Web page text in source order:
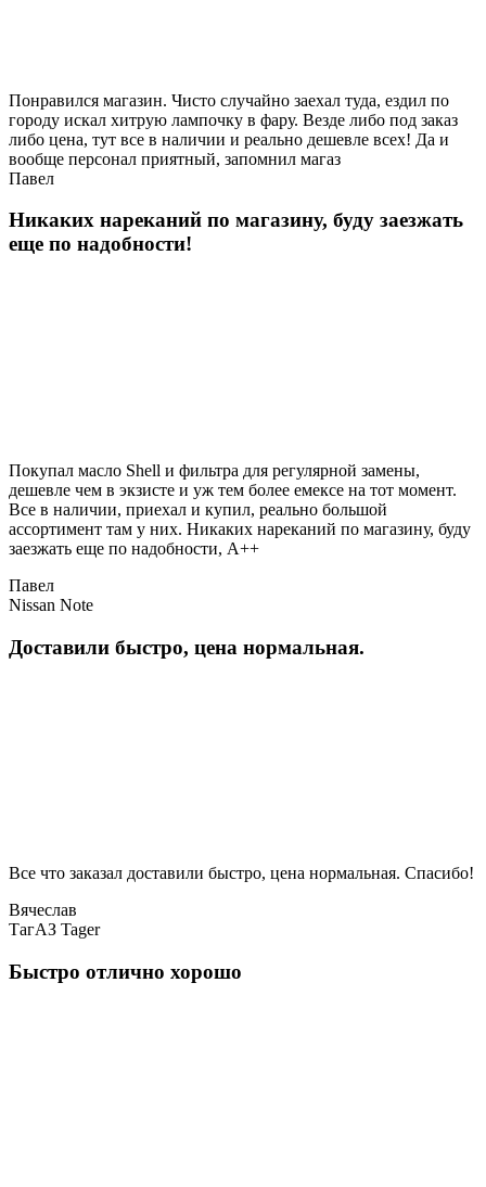
Понравился магазин. Чисто случайно заехал туда, ездил по
городу искал хитрую лампочку в фару. Везде либо под заказ
либо цена, тут все в наличии и реально дешевле всех! Да и
вообще персонал приятный, запомнил магаз
Павел
Никаких нареканий по магазину, буду заезжать
еще по надобности!
Покупал масло Shell и фильтра для регулярной замены,
дешевле чем в экзисте и уж тем более емексе на тот момент.
Все в наличии, приехал и купил, реально большой
ассортимент там у них. Никаких нареканий по магазину, буду
заезжать еще по надобности, A++
Павел
Nissan Note
Доставили быстро, цена нормальная.
Все что заказал доставили быстро, цена нормальная. Спасибо!
Вячеслав
ТагАЗ Tager
Быстро отлично хорошо